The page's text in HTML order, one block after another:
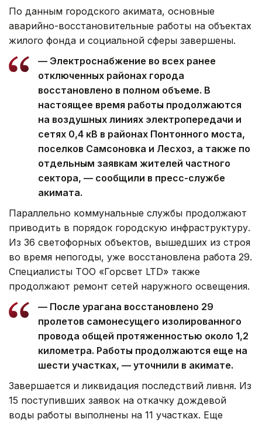
По данным городского акимата, основные
аварийно-восстановительные работы на объектах
жилого фонда и социальной сферы завершены.
— Электроснабжение во всех ранее
отключенных районах города
восстановлено в полном объеме. В
настоящее время работы продолжаются
на воздушных линиях электропередачи и
сетях 0,4 кВ в районах Понтонного моста,
поселков Самсоновка и Лесхоз, а также по
отдельным заявкам жителей частного
сектора, — сообщили в пресс-службе
акимата.
Параллельно коммунальные службы продолжают
приводить в порядок городскую инфраструктуру.
Из 36 светофорных объектов, вышедших из строя
во время непогоды, уже восстановлена работа 29.
Специалисты ТОО «Горсвет LTD» также
продолжают ремонт сетей наружного освещения.
— После урагана восстановлено 29
пролетов самонесущего изолированного
провода общей протяженностью около 1,2
километра. Работы продолжаются еще на
шести участках, — уточнили в акимате.
Завершается и ликвидация последствий ливня. Из
15 поступивших заявок на откачку дождевой
воды работы выполнены на 11 участках. Еще